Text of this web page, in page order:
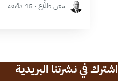
معن طلَّاع · 15 دقيقة
اشترك في نشرتنا البريدية